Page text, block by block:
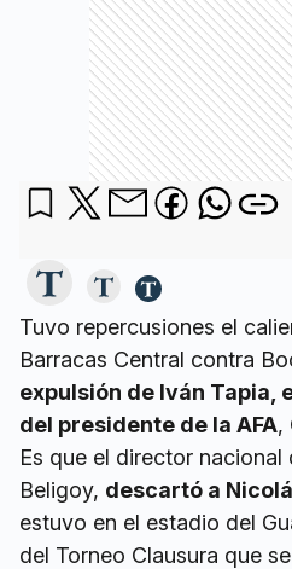
Tuvo repercusiones el
Barracas Central contra
expulsión de Iván Tapia,
del presidente de la AFA,
Es que el director
Beligoy, descartó a
estuvo en el estadio del
del Torneo Clausura que